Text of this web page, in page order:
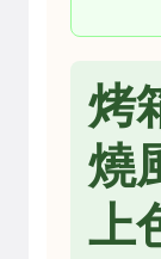
烤
燒
上